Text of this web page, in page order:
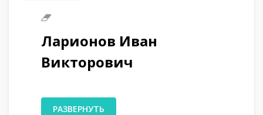
Ларионов Иван
Викторович
РАЗВЕРНУТЬ